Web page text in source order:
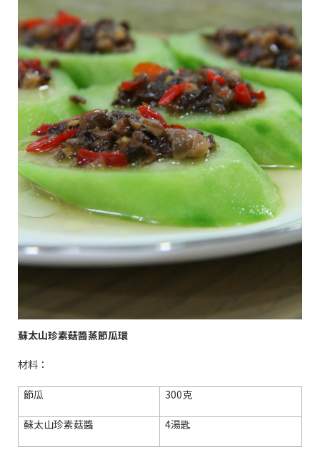
蘇太山珍素菇醬蒸節瓜環
材料：
節瓜 300克
蘇太山珍素菇醬 4湯匙